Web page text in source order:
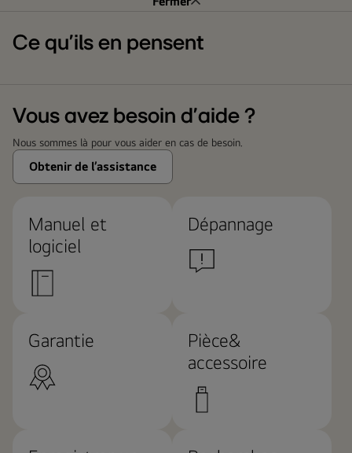
Ce qu’ils en pensent
Vous avez besoin d’aide ?
Nous sommes là pour vous aider en cas de besoin.
Obtenir de l’assistance
Manuel et
logiciel
Dépannage
Garantie
Pièce&
accessoire